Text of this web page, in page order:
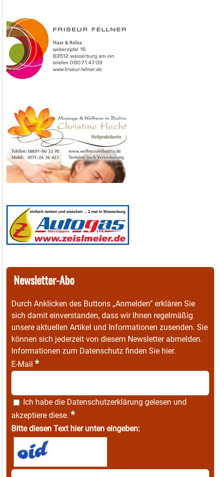
Newsletter-Abo
Durch Anklicken des Buttons „Anmelden“ erklären Sie
sich damit einverstanden, dass wir Ihnen regelmäßig
unsere aktuellen Artikel und Informationen zusenden. Sie
können sich jederzeit von diesem Newsletter abmelden.
Informationen zum Datenschutz finden Sie hier.
E-Mail *
Ich habe die Datenschutzerklärung gelesen und
akzeptiere diese. *
Bitte diesen Text hier unten eingeben: